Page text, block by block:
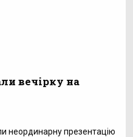
вечірку на
неординарну презентацію